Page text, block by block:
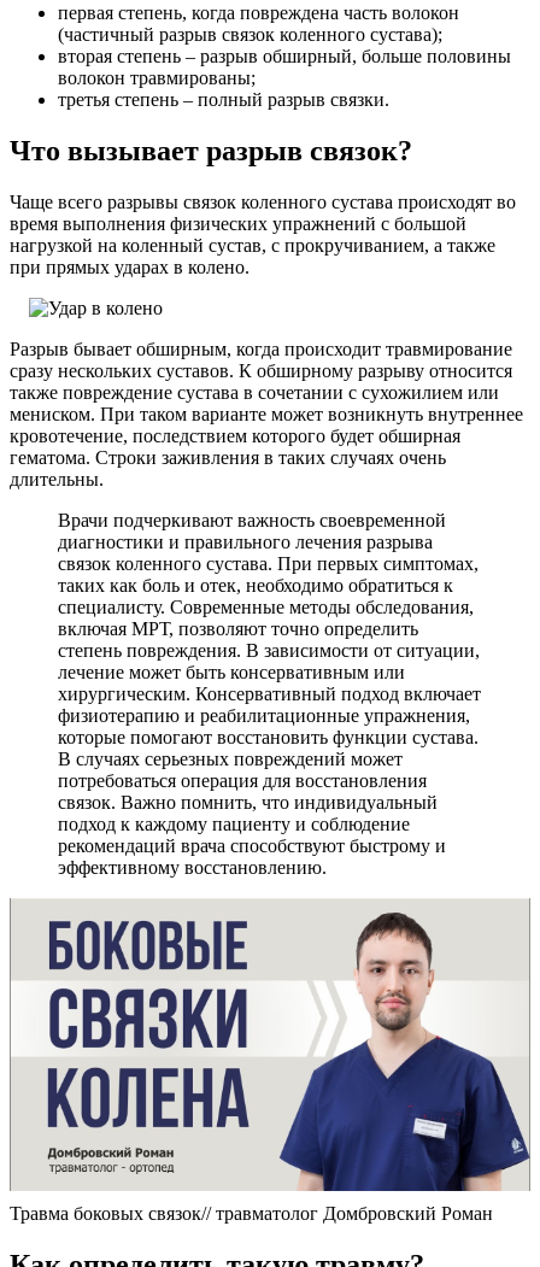
первая степень, когда повреждена часть волокон
(частичный разрыв связок коленного сустава);
вторая степень – разрыв обширный, больше половины
волокон травмированы;
третья степень – полный разрыв связки.
Что вызывает разрыв связок?
Чаще всего разрывы связок коленного сустава происходят во
время выполнения физических упражнений с большой
нагрузкой на коленный сустав, с прокручиванием, а также
при прямых ударах в колено.
Разрыв бывает обширным, когда происходит травмирование
сразу нескольких суставов. К обширному разрыву относится
также повреждение сустава в сочетании с сухожилием или
мениском. При таком варианте может возникнуть внутреннее
кровотечение, последствием которого будет обширная
гематома. Строки заживления в таких случаях очень
длительны.
Врачи подчеркивают важность своевременной
диагностики и правильного лечения разрыва
связок коленного сустава. При первых симптомах,
таких как боль и отек, необходимо обратиться к
специалисту. Современные методы обследования,
включая МРТ, позволяют точно определить
степень повреждения. В зависимости от ситуации,
лечение может быть консервативным или
хирургическим. Консервативный подход включает
физиотерапию и реабилитационные упражнения,
которые помогают восстановить функции сустава.
В случаях серьезных повреждений может
потребоваться операция для восстановления
связок. Важно помнить, что индивидуальный
подход к каждому пациенту и соблюдение
рекомендаций врача способствуют быстрому и
эффективному восстановлению.
Травма боковых связок// травматолог Домбровский Роман